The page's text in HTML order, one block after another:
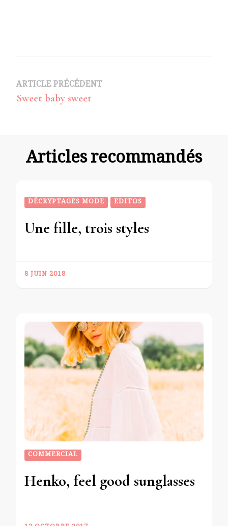
Navigation
d’article
ARTICLE PRÉCÉDENT
Sweet baby sweet
Articles recommandés
DÉCRYPTAGES MODE EDITOS
Une fille, trois styles
8 JUIN 2018
COMMERCIAL
Henko, feel good sunglasses